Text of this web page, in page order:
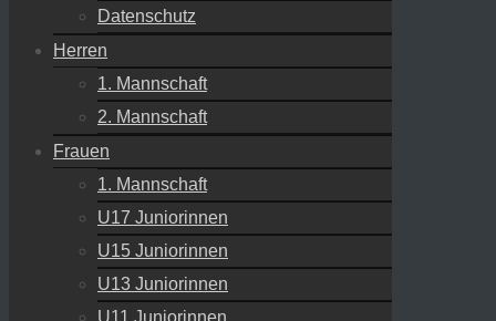
Datenschutz
Herren
1. Mannschaft
2. Mannschaft
Frauen
1. Mannschaft
U17 Juniorinnen
U15 Juniorinnen
U13 Juniorinnen
U11 Juniorinnen